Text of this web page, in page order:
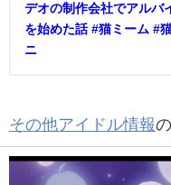
デオの制作会社でアルバ
を始めた話 #猫ミーム #
ニ
その他アイドル情報